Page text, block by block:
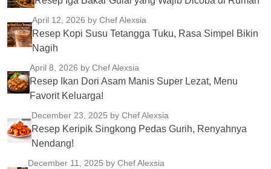
April 12, 2026 by Chef Alexsia
Resep Kopi Susu Tetangga Tuku, Rasa Simpel Bikin
Nagih
April 8, 2026 by Chef Alexsia
Resep Ikan Dori Asam Manis Super Lezat, Menu
Favorit Keluarga!
December 23, 2025 by Chef Alexsia
Resep Keripik Singkong Pedas Gurih, Renyahnya
Nendang!
December 11, 2025 by Chef Alexsia